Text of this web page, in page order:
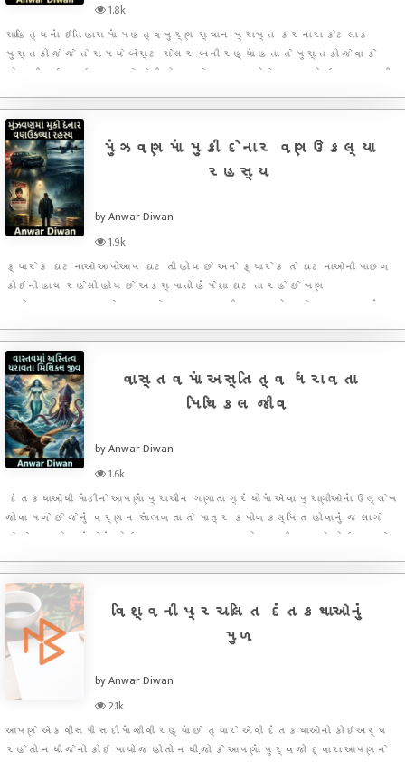
1.8k
સાહિત્યનાં ઇતિહાસમાં મહત્વપુર્ણ સ્થાન પ્રાપ્ત કરનારા કેટલાક
પુસ્તકો જે જે તે સમયે બેસ્ટ સેલર બની રહ્યાં હતા તે પુસ્તકો જેવા કે
ગોન વીથ ધ વાઇન્ડ અને હેરી પોટરને પ્રકાશકોએ છાપવાનો ઇન્કાર કરી
મુંઝવણમાં મુકી દેનાર વણઉકલ્યા
રહસ્ય
by Anwar Diwan
1.9k
ક્યારેક ઘટનાઓ આપોઆપ ઘટતી હોય છે અને ક્યારેક તે ઘટનાઓની પાછળ
કોઇનો હાથ રહેલો હોય છે.અકસ્માતો હંમેશા ઘટતા રહે છે પણ
આયોજનપુર્વક કરેલ ગુનાઓ અલગ જ તરી આવતા હોય છે.આ પ્રકારનાં
જાય છે તેનાં પરનું રહસ્
વાસ્તવમાં અસ્તિત્વ ધરાવતા
મિથિકલ જીવ
by Anwar Diwan
1.6k
દંતકથાઓથી માંડીને આપણાં પ્રાચીન ગણાતા ગ્રંથોમાં એવા પ્રાણીઓનાં ઉલ્લેખ
જોવા મળે છે જેનું વર્ણન સાંભળતા તે માત્ર કપોળકલ્પિત હોવાનું જ લાગે
છે.તેમના હોવા અંગેનાં કોઇ નક્કર પુરાવા પણ હોતા નથી.પણ જો કોઇ તમને
વિશ્વની પ્રચલિત દંતકથાઓનું
મુળ
by Anwar Diwan
2.1k
આપણે એકવીસમી સદીમાં જીવી રહ્યાં છે ત્યારે એવી દંતકથાઓનો કોઇઅર્થ
રહેતો નથી જેનો કોઇ પાયો જ હોતો નથી.જો કે આપણાં પુર્વજો દ્વારા આપણને